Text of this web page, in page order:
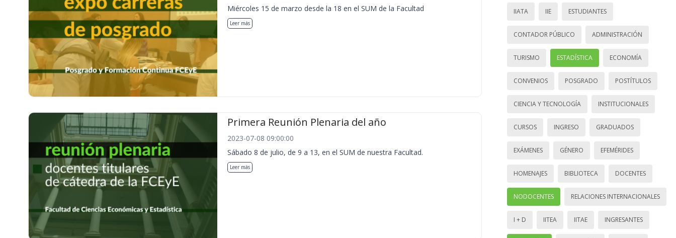
Miércoles 15 de marzo desde la 18 en el SUM de la Facultad
Leer más
Primera Reunión Plenaria del año
2023-07-08 09:00:00
Sábado 8 de julio, de 9 a 13, en el SUM de nuestra Facultad.
Leer más
IIATA IIE ESTUDIANTES
CONTADOR PÚBLICO ADMINISTRACIÓN
TURISMO ESTADÍSTICA ECONOMÍA
CONVENIOS POSGRADO POSTÍTULOS
CIENCIA Y TECNOLOGÍA INSTITUCIONALES
CURSOS INGRESO GRADUADOS
EXÁMENES GÉNERO EFEMÉRIDES
HOMENAJES BIBLIOTECA DOCENTES
NODOCENTES RELACIONES INTERNACIONALES
I + D IITEA IITAE INGRESANTES